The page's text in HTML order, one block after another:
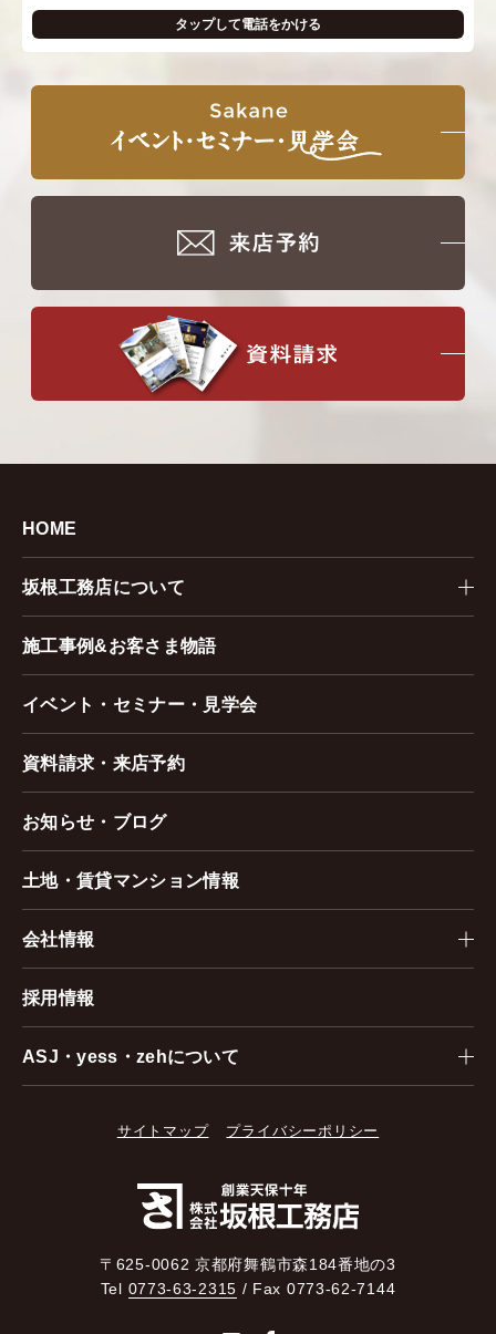
タップして電話をかける
HOME
坂根工務店について
施工事例&お客さま物語
イベント・セミナー・見学会
資料請求・来店予約
お知らせ・ブログ
土地・賃貸マンション情報
会社情報
採用情報
ASJ・yess・zehについて
サイトマップ プライバシーポリシー
〒625-0062 京都府舞鶴市森184番地の3
Tel 0773-63-2315 / Fax 0773-62-7144